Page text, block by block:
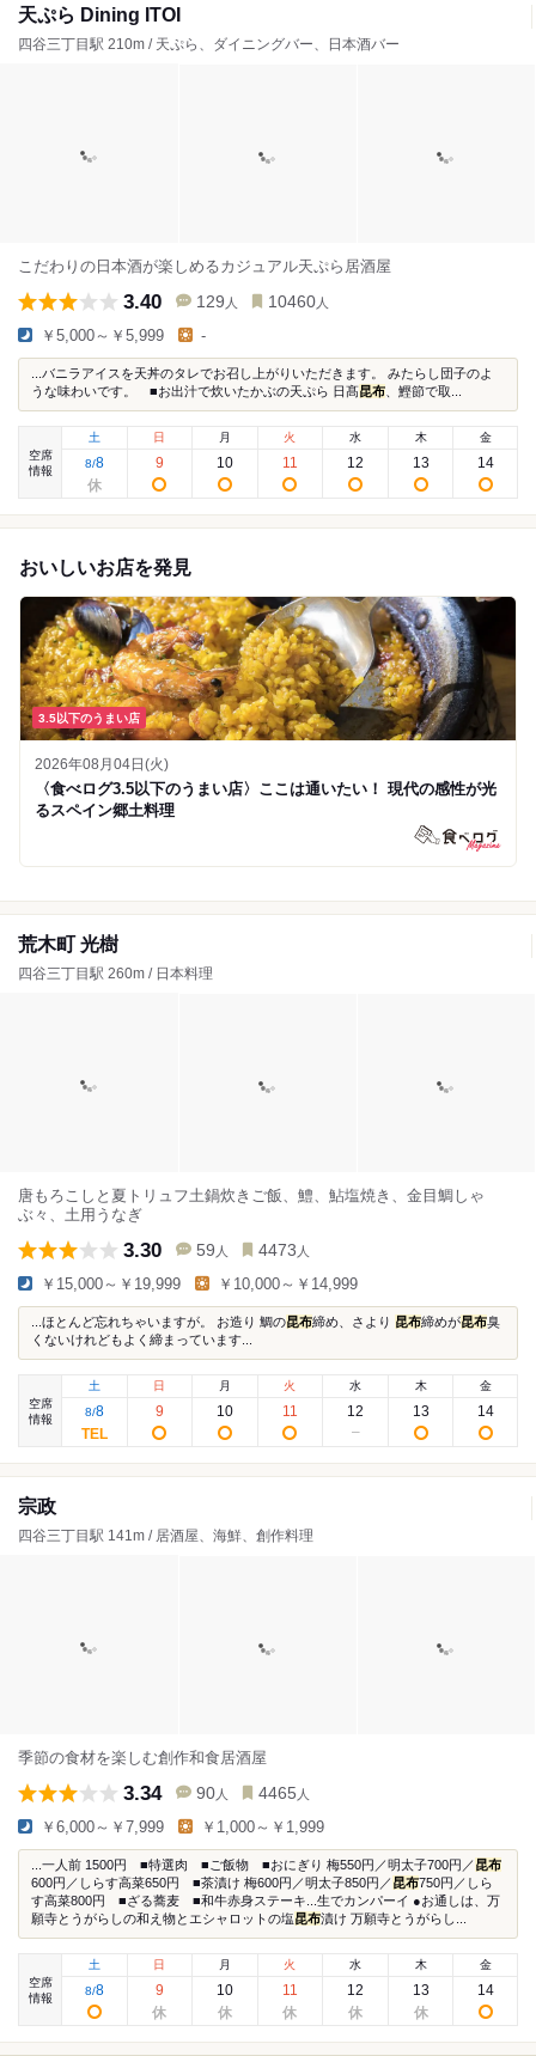
天ぷら Dining ITOI
四谷三丁目駅 210m / 天ぷら、ダイニングバー、日本酒バー
こだわりの日本酒が楽しめるカジュアル天ぷら居酒屋
3.40 129 人 10460 人
￥5,000～￥5,999 -
...バニラアイスを天丼のタレでお召し上がりいただきます。 みたらし団子のよ
うな味わいです。 ■お出汁で炊いたかぶの天ぷら 日髙昆布 、鰹節で取...
空席
情報
土
8/8
日
9
月
10
火
11
水
12
木
13
金
14
おいしいお店を発見
3.5以下のうまい店
2026年08月04日(火)
〈食べログ3.5以下のうまい店〉ここは通いたい！ 現代の感性が光
るスペイン郷土料理
荒木町 光樹
四谷三丁目駅 260m / 日本料理
唐もろこしと夏トリュフ土鍋炊きご飯、鱧、鮎塩焼き、金目鯛しゃ
ぶ々、土用うなぎ
3.30 59 人 4473 人
￥15,000～￥19,999 ￥10,000～￥14,999
...ほとんど忘れちゃいますが。 お造り 鯛の昆布締め、さより 昆布締めが昆布臭
くないけれどもよく締まっています...
空席
情報
土
8/8
日
9
月
10
火
11
水
12
木
13
金
14
宗政
四谷三丁目駅 141m / 居酒屋、海鮮、創作料理
季節の食材を楽しむ創作和食居酒屋
3.34 90 人 4465 人
￥6,000～￥7,999 ￥1,000～￥1,999
...一人前 1500円 ■特選肉 ■ご飯物 ■おにぎり 梅550円／明太子700円／昆布
600円／しらす高菜650円 ■茶漬け 梅600円／明太子850円／昆布750円／しら
す高菜800円 ■ざる蕎麦 ■和牛赤身ステーキ...生でカンパーイ ●お通しは、万
願寺とうがらしの和え物とエシャロットの塩昆布漬け 万願寺とうがらし...
空席
情報
土
8/8
日
9
月
10
火
11
水
12
木
13
金
14